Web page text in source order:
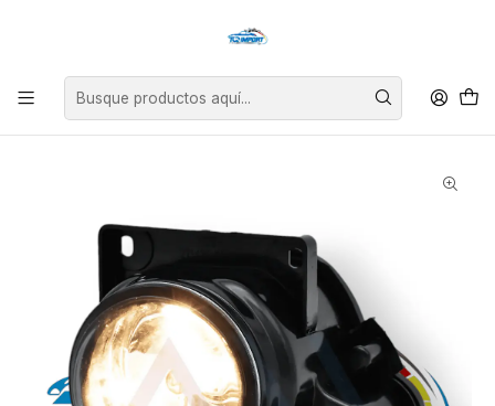
Asesoría personalizada para encontrar el repuesto perfecto para tu
Inicio Exterior Luces Neblineros Mk4.5